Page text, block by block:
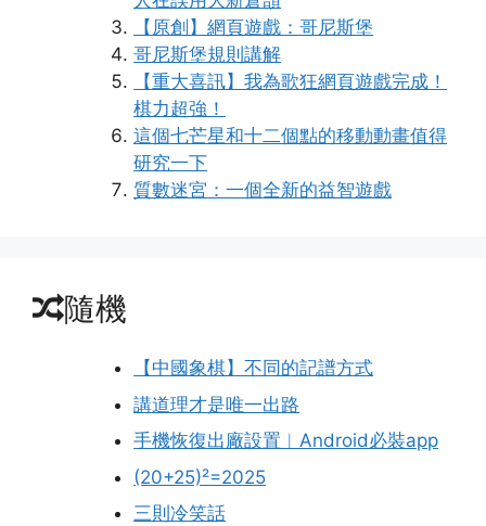
【原創】網頁遊戲：哥尼斯堡
哥尼斯堡規則講解
【重大喜訊】我為歌狂網頁遊戲完成！
棋力超強！
這個七芒星和十二個點的移動動畫值得
研究一下
質數迷宮：一個全新的益智遊戲
隨機
【中國象棋】不同的記譜方式
講道理才是唯一出路
手機恢復出廠設置︱Android必裝app
(20+25)²=2025
三則冷笑話